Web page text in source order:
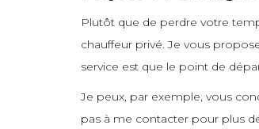
Plutôt que de perdre votre
chauffeur privé. Je vous
service est que le point de
Je peux, par exemple, vous
pas à me contacter pour plus